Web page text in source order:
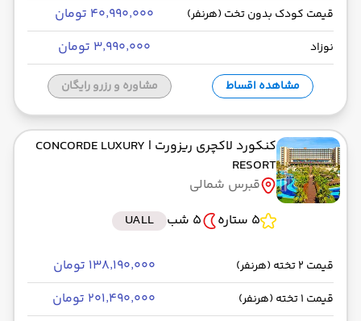
قیمت کودک بدون تخت (هرنفر) ۴۰٬۹۹۰٬۰۰۰ تومان
نوزاد ۳٬۹۹۰٬۰۰۰ تومان
مشاهده اقساط مشاوره و رزرو رایگان
کنکورد لاکچری ریزورت | CONCORDE LUXURY
RESORT
قبرس شمالی
5 ستاره
5 شب UALL
قیمت 2 تخته (هرنفر) ۱۳۸٬۱۹۰٬۰۰۰ تومان
قیمت 1 تخته (هرنفر) ۲۰۱٬۴۹۰٬۰۰۰ تومان